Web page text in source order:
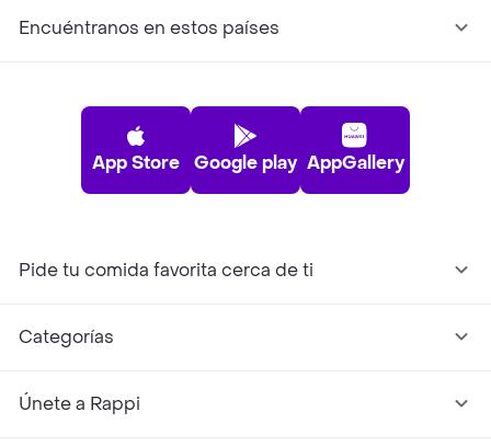
Encuéntranos en estos países
App Store Google play AppGallery
Pide tu comida favorita cerca de ti
Categorías
Únete a Rappi